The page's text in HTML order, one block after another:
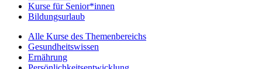
Kurse für Senior*innen
Bildungsurlaub
Alle Kurse des Themenbereichs
Gesundheitswissen
Ernährung